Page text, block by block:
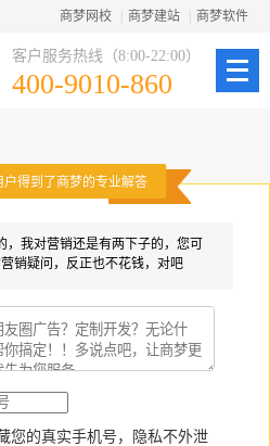
商梦网校 商梦建站 商梦软件
客户服务热线（8:00-22:00）
400-9010-860
户得到了商梦的专业解答
，我对营销还是有两下子的，您可
销疑问，反正也不花钱，对吧
您的真实手机号，隐私不外泄